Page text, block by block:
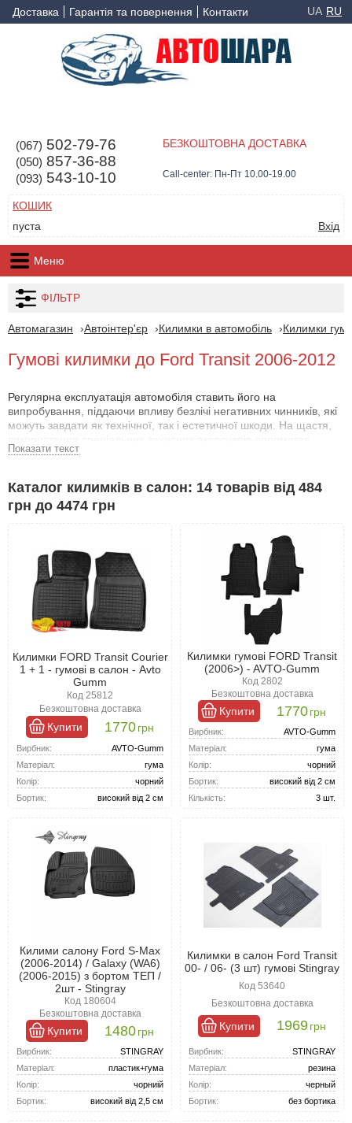
Доставка Гарантія та повернення Контакти UA RU
(067) 502-79-76
(050) 857-36-88
(093) 543-10-10
БЕЗКОШТОВНА ДОСТАВКА
Call-center: Пн-Пт 10.00-19.00
КОШИК
пуста
Вхід
Меню
ФІЛЬТР
Автомагазин Автоінтер'єр Килимки в автомобіль Килимки
Гумові килимки до Ford Transit 2006-2012
Регулярна експлуатація автомобіля ставить його на
випробування, піддаючи впливу безлічі негативних чинників, які
можуть завдати як технічної, так і естетичної шкоди. На щастя,
використання спеціальних захисних аксесуарів допомагає
уникнути цих проблем.
Навіщо потрібні килимки для Форд Транзит
2006-2012 ?
пошкодженням: від подряпин, які можуть залишити підошви
взуття, до наслідків перевезення вантажів. Автокилимки Форд
Транзит 2006-2012 допоможуть захистити підлогу від тріщин,
відколів і бруду, а також допоможуть запобігти потраплянню
опадів всередину салону.
Завдячуючи своїм захисним властивостям, поліуретанові та
гумові килимки для Форд Транзит 2006-2012 стали невіддільним
аксесуаром для власників, які ведуть активний спосіб життя:
рибалок, мисливців або любителів подорожей. При цьому ви
можете знайти килимки, які ідеально доповнять стиль вашого
автомобіля.
Переваги килимків для Форд Транзит 2006-2012
Ідеальна посадка: модельні килимки повторюють рельєф
підлоги, забезпечуючи надійну фіксацію.
Високоякісні матеріали:килимки з міцної гуми або
поліуретану слугують довго та потребують мінімального
догляду.
Функціональність:високі бортики запобігають потраплянню
забезпечує комфорт у використанні.
Показати текст
Каталог килимків в салон: 14 товарів від 484
грн до 4474 грн
Килимки FORD Transit Courier
1 + 1 - гумові в салон - Avto
Gumm
Код 25812
Безкоштовна доставка
Купити 1770грн
Вирбник:
AVTO-Gumm
Матеріал:
гума
Колір:
чорний
Бортик:
високий від 2 см
Килимки гумові FORD Transit
(2006>) - AVTO-Gumm
Код 2802
Безкоштовна доставка
Купити 1770грн
Вирбник:
AVTO-Gumm
Матеріал:
гума
Колір:
чорний
Бортик:
високий від 2 см
Кількість:
3 шт.
Килими салону Ford S-Max
(2006-2014) / Galaxy (WA6)
(2006-2015) з бортом ТЕП /
2шт - Stingray
Код 180604
Безкоштовна доставка
Купити 1480грн
Вирбник:
STINGRAY
Матеріал:
пластик+гума
Колір:
чорниій
Бортик:
високий від 2,5 см
Килимки в салон Ford Transit
00- / 06- (3 шт) гумові Stingray
Код 53640
Безкоштовна доставка
Купити 1969грн
Вирбник:
STINGRAY
Матеріал:
резина
Колір:
черный
Бортик:
без бортика